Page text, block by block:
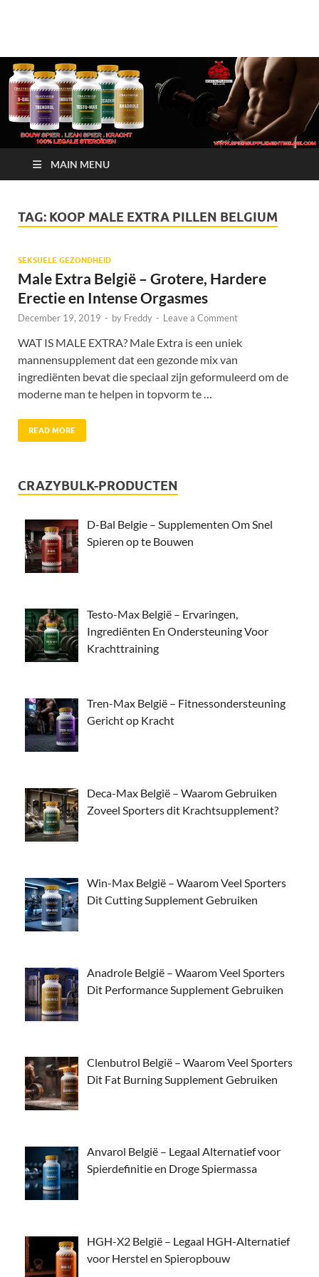
Crazy Bulk Belgium |
Koop Crazy Bulk
Legale Steroïden in
België
MAIN MENU
TAG: KOOP MALE EXTRA PILLEN BELGIUM
SEKSUELE GEZONDHEID
Male Extra België – Grotere, Hardere
Erectie en Intense Orgasmes
December 19, 2019 - by Freddy - Leave a Comment
WAT IS MALE EXTRA? Male Extra is een uniek
mannensupplement dat een gezonde mix van
ingrediënten bevat die speciaal zijn geformuleerd om de
moderne man te helpen in topvorm te …
READ MORE
CRAZYBULK-PRODUCTEN
D-Bal Belgie – Supplementen Om Snel
Spieren op te Bouwen
Testo-Max België – Ervaringen,
Ingrediënten En Ondersteuning Voor
Krachttraining
Tren-Max België – Fitnessondersteuning
Gericht op Kracht
Deca-Max België – Waarom Gebruiken
Zoveel Sporters dit Krachtsupplement?
Win-Max België – Waarom Veel Sporters
Dit Cutting Supplement Gebruiken
Anadrole België – Waarom Veel Sporters
Dit Performance Supplement Gebruiken
Clenbutrol België – Waarom Veel Sporters
Dit Fat Burning Supplement Gebruiken
Anvarol België – Legaal Alternatief voor
Spierdefinitie en Droge Spiermassa
HGH-X2 België – Legaal HGH-Alternatief
voor Herstel en Spieropbouw